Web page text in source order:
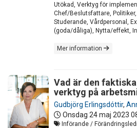
Utökad, Verktyg för
Chef/Beslutsfattare,
Studerande, Vårdpersonal,
(goda/dåliga), Nytta/effekt,
Mer information
Vad är den
verktyg på
Gudbjörg Erlingsdóttir,
Onsdag 24 maj 2023
Införande /